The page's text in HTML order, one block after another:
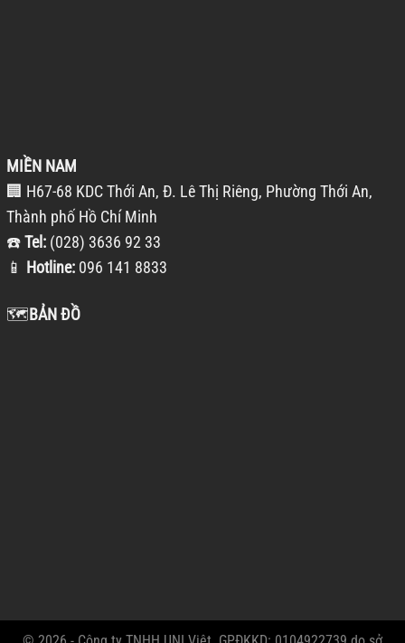
MIỀN NAM
🏢 H67-68 KDC Thới An, Đ. Lê Thị Riêng, Phường Thới An,
Thành phố Hồ Chí Minh
☎️Tel: (028) 3636 92 33
📱 Hotline: 096 141 8833
🗺️BẢN ĐỒ